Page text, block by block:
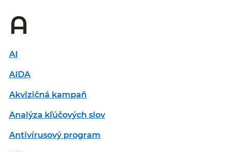
A
AI
AIDA
Akvizičná kampaň
Analýza kľúčových slov
Antivírusový program